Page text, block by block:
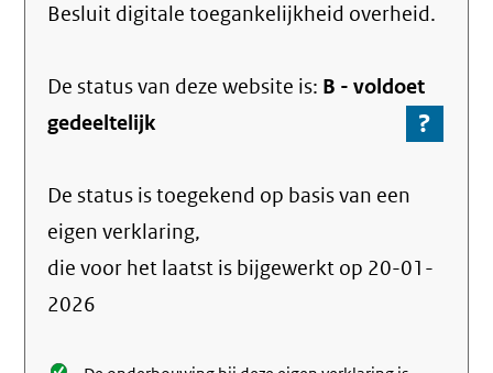
Besluit digitale toegankelijkheid overheid.
De status van dezewebsite is: B -voldoet
gedeeltelijk
?
Ga
over
De status is toegekend op basis van een
eigen verklaring,
die voor het laatst is bijgewerkt op 20-01-
2026